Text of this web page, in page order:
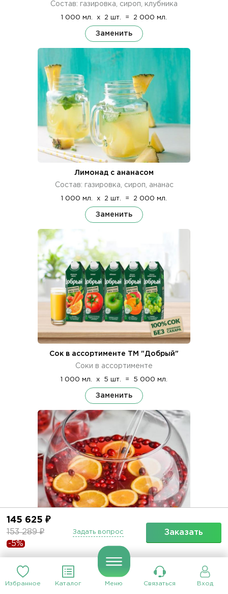
Избранное Каталог Меню Связаться Вход
Состав: газировка, сироп, клубника
1 000 мл. x 2 шт. = 2 000 мл.
Заменить
Лимонад с ананасом
Состав: газировка, сироп, ананас
1 000 мл. x 2 шт. = 2 000 мл.
Заменить
Сок в ассортименте ТМ "Добрый"
Соки в ассортименте
1 000 мл. x 5 шт. = 5 000 мл.
Заменить
Пунш безалкогольный
4 шт.=
Заменить
145 625 ₽
153 289 ₽
-5%
Заказать
Задать вопрос